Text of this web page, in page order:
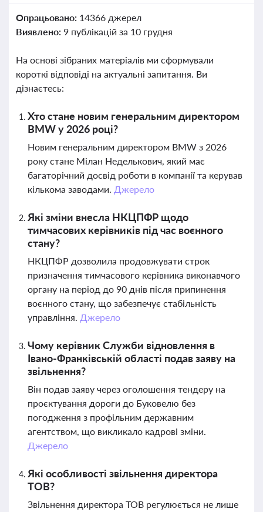
Опрацьовано: 14366 джерел
Виявлено: 9 публікацій за 10 грудня
На основі зібраних матеріалів ми сформували
короткі відповіді на актуальні запитання. Ви
дізнаєтесь:
Хто стане новим генеральним директором
BMW у 2026 році?
Новим генеральним директором BMW з 2026
року стане Мілан Неделькович, який має
багаторічний досвід роботи в компанії та керував
кількома заводами. Джерело
Які зміни внесла НКЦПФР щодо
тимчасових керівників під час воєнного
стану?
НКЦПФР дозволила продовжувати строк
призначення тимчасового керівника виконавчого
органу на період до 90 днів після припинення
воєнного стану, що забезпечує стабільність
управління. Джерело
Чому керівник Служби відновлення в
Івано-Франківській області подав заяву на
звільнення?
Він подав заяву через оголошення тендеру на
проєктування дороги до Буковелю без
погодження з профільним державним
агентством, що викликало кадрові зміни.
Джерело
Які особливості звільнення директора
ТОВ?
Звільнення директора ТОВ регулюється не лише